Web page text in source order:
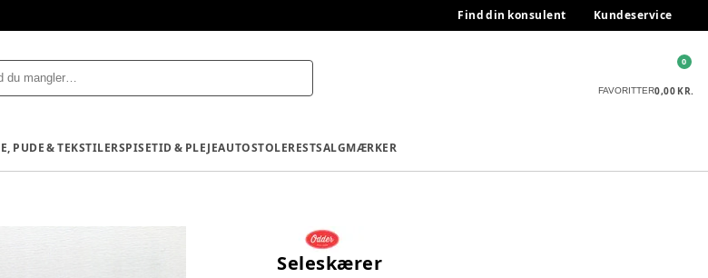
Find din konsulent Kundeservice
FAVORITTER0,00 KR.
0
PUDE & TEKSTILERSPISETID & PLEJEAUTOSTOLERESTSALGMÆRKER
Seleskærer